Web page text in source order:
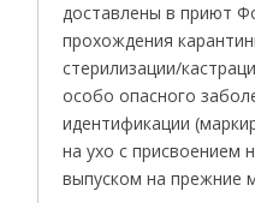
доставлены в приют
прохождения
стерилизации/
особо опасного
идентификации
на ухо с присвоением
выпуском на прежние